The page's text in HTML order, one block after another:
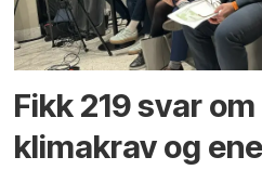
Fikk 219 svar
klimakrav og